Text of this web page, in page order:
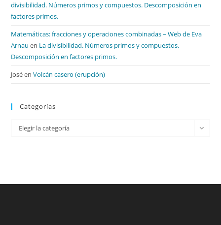
divisibilidad. Números primos y compuestos. Descomposición en
factores primos.
Matemáticas: fracciones y operaciones combinadas – Web de Eva
Arnau en La divisibilidad. Números primos y compuestos.
Descomposición en factores primos.
JoséenVolcán casero (erupción)
Categorías
Categorías
Elegir la categoría